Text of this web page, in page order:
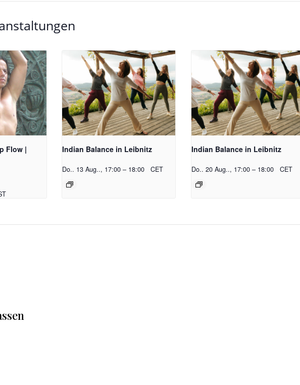
Flow |
Indian Balance in Leibnitz
Do.. 13 Aug.., 17:00 – 18:00 CET
Indian Balance in Leibnitz
Do.. 20 Aug.., 17:00 – 18:00 CET